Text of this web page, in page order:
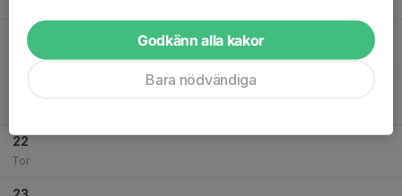
20
22
Tor
Godkänn alla kakor
Bara nödvändiga